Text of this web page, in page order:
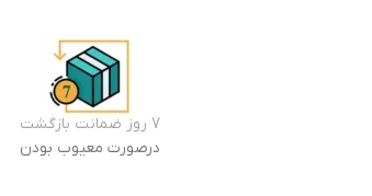
7 روز ضمانت بازگشت
درصورت معیوب بودن